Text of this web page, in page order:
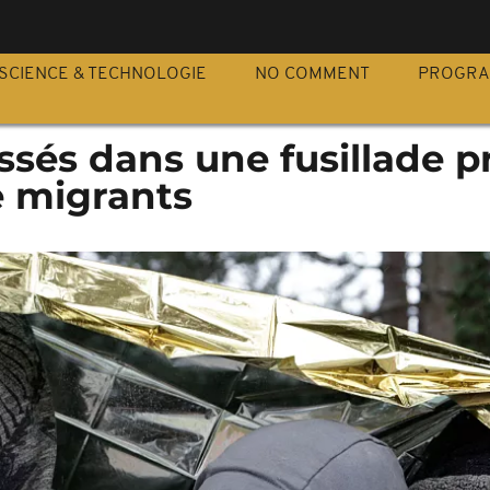
SCIENCE & TECHNOLOGIE NO COMMENT
dans une fusillade
migrants